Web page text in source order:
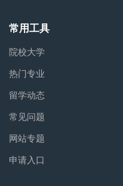
常用工具
院校大学
热门专业
留学动态
常见问题
网站专题
申请入口